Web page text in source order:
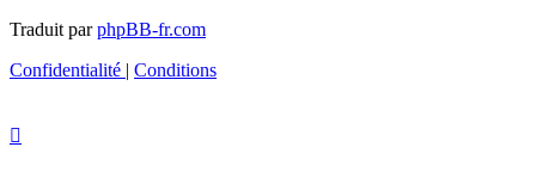
Traduit parphpBB-fr.com
Confidentialité | Conditions